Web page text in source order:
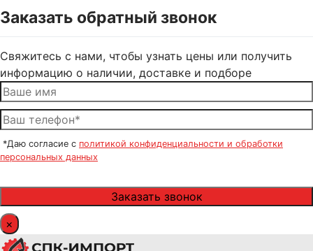
Заказать обратный звонок
Свяжитесь с нами, чтобы узнать цены или получить
информацию о наличии, доставке и подборе
*Даю согласие с политикой конфиденциальности и обработки
персональных данных
×